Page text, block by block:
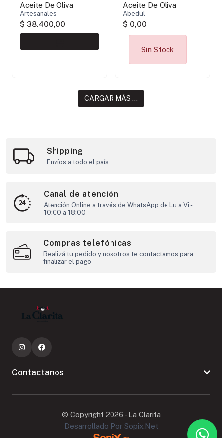
Aceite De Oliva
Artesanales
$ 38.400,00
Aceite De Oliva
Abedul
$ 0,00
Sin Stock
CARGAR MÁS ...
Shipping
Envíos a todo el país
Canal de atención
Atención Online a través de WhatsApp de Lu a Vi -
10:00 a 18:00
Compras telefónicas
Realizá tu pedido y nosotros te contactamos para
finalizar el pago
Contactanos
© Copyright 2026 - La Clarita
Desarrollado Por Sopix.net